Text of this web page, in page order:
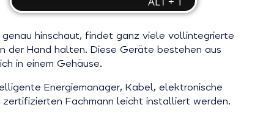
hinschaut, findet ganz viele vollintegrierte
der Hand halten. Diese Geräte bestehen aus
in einem Gehäuse.
Energiemanager, Kabel, elektronische
Fachmann leicht installiert werden.